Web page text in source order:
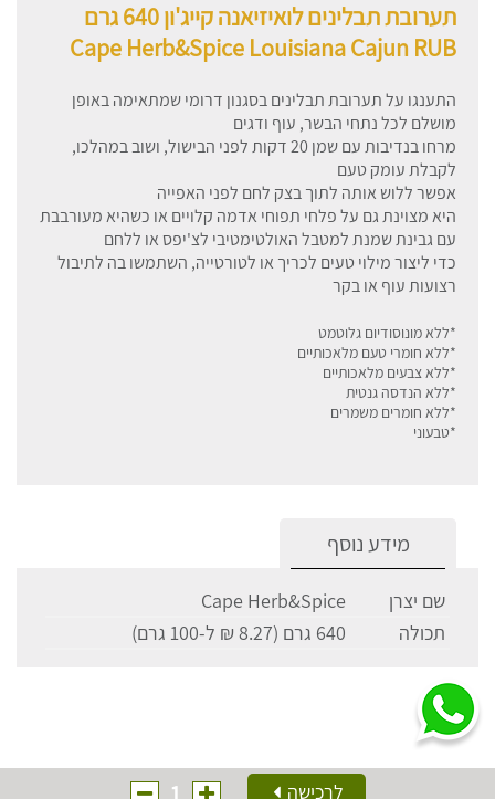
תערובת תבלינים לואיזיאנה קייג'ון 640 גרם
Cape Herb&Spice Louisiana Cajun RUB
התענגו על תערובת תבלינים בסגנון דרומי שמתאימה באופן
מושלם לכל נתחי הבשר, עוף ודגים
מרחו בנדיבות עם שמן 20 דקות לפני הבישול, ושוב במהלכו,
לקבלת עומק טעם
אפשר ללוש אותה לתוך בצק לחם לפני האפייה
היא מצוינת גם על פלחי תפוחי אדמה קלויים או כשהיא מעורבבת
עם גבינת שמנת למטבל האולטימטיבי לצ'יפס או ללחם
כדי ליצור מילוי טעים לכריך או לטורטייה, השתמשו בה לתיבול
רצועות עוף או בקר
*ללא מונוסודיום גלוטמט
*ללא חומרי טעם מלאכותיים
*ללא צבעים מלאכותיים
*ללא הנדסה גנטית
*ללא חומרים משמרים
*טבעוני
מידע נוסף
שם יצרן
Cape Herb&Spice
תכולה
640 גרם (8.27 ₪ ל-100 גרם)
לרכישה